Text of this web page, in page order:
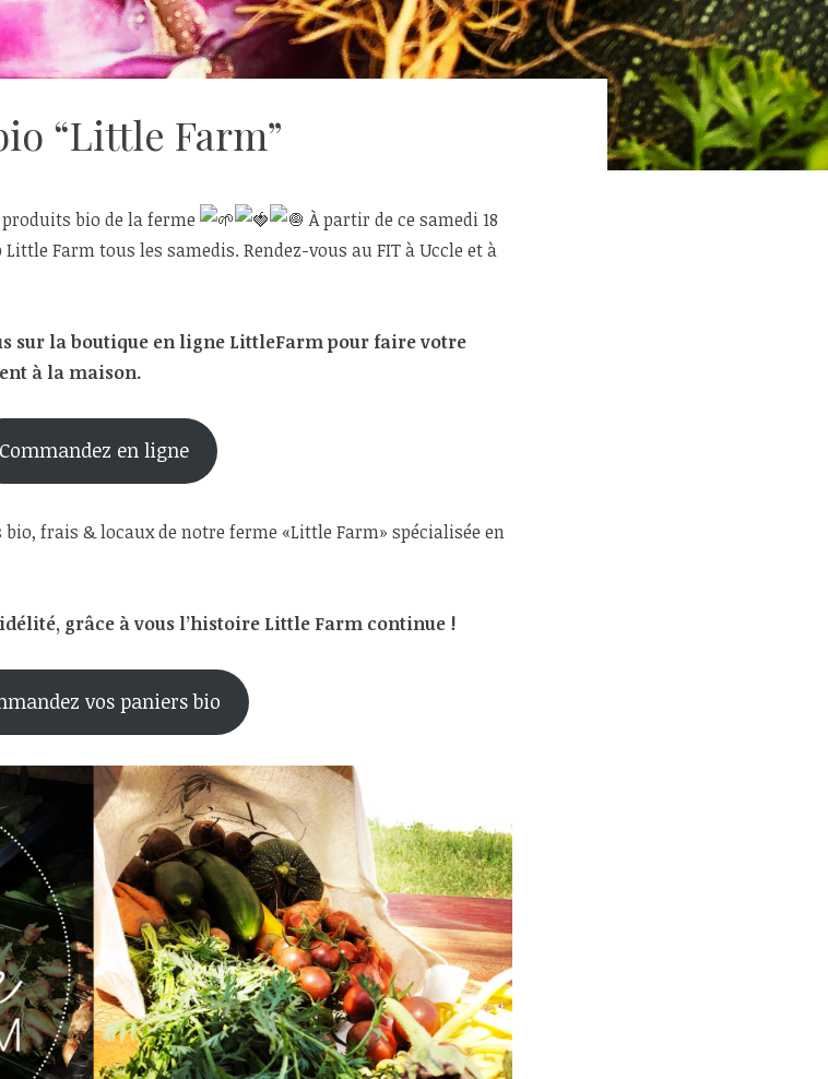
“Little Farm”
bio de la ferme
À partir de ce samedi 18
Farm tous les samedis. Rendez-vous au FIT à Uccle et à
sur la boutique en ligne LittleFarm pour faire votre
à la maison.
Commandez en ligne
frais & locaux de notre ferme «Little Farm» spécialisée en
grâce à vous l’histoire Little Farm continue !
vos paniers bio